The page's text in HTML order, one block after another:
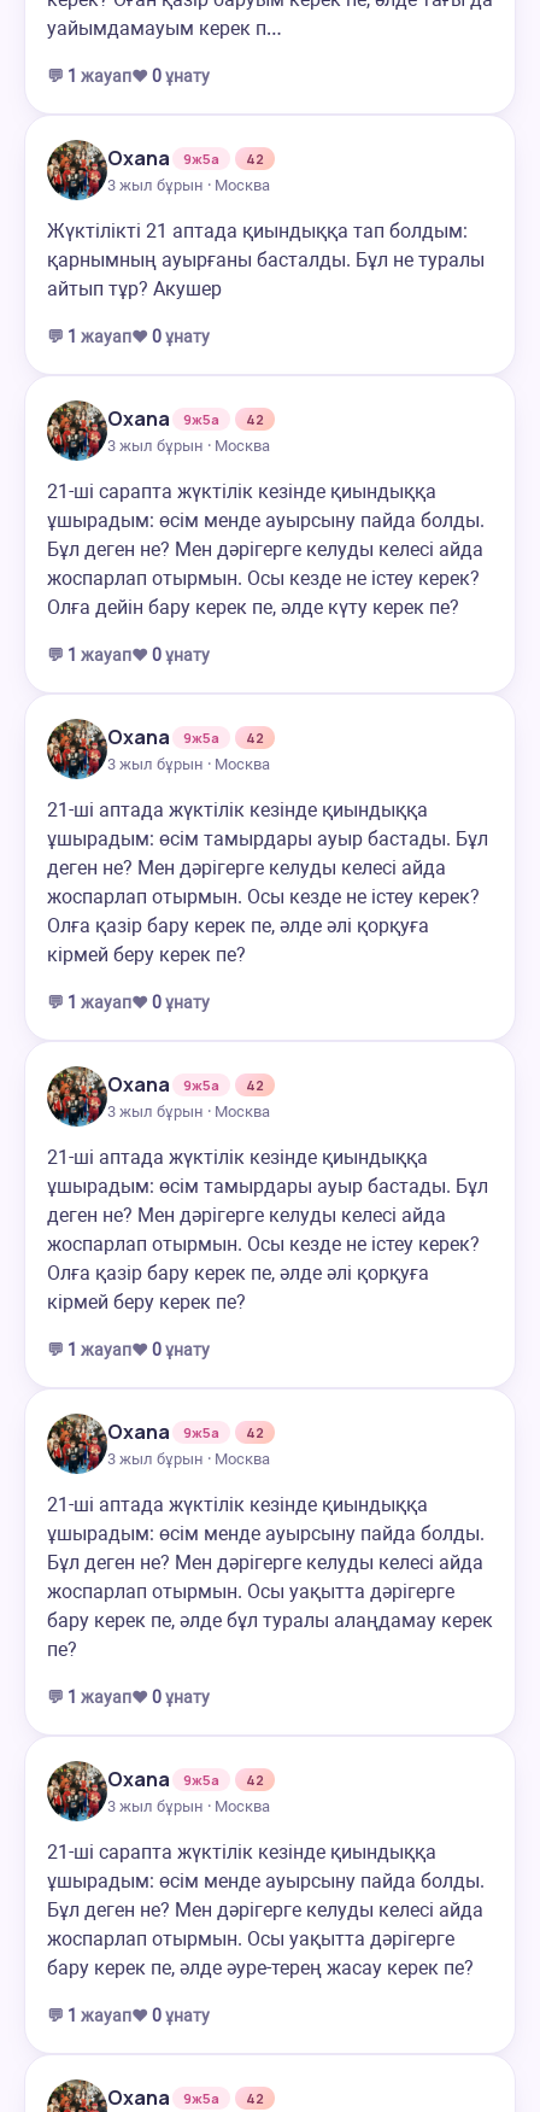
уайымдамауым керек п…
💬 1 жауап❤️ 0ұнату
Oxana 9ж5а
42
3 жыл бұрын · Москва
Жүктілікті 21 аптада қиындыққа тап болдым:
қарнымның ауырғаны басталды. Бұл не туралы
айтып тұр? Акушер
💬 1 жауап❤️ 0ұнату
Oxana 9ж5а
42
3 жыл бұрын · Москва
21-ші сарапта жүктілік кезінде қиындыққа
ұшырадым: өсім менде ауырсыну пайда болды.
Бұл деген не? Мен дәрігерге келуды келесі айда
жоспарлап отырмын. Осы кезде не істеу керек?
Олға дейін бару керек пе, әлде күту керек пе?
💬 1 жауап❤️ 0ұнату
Oxana 9ж5а
42
3 жыл бұрын · Москва
21-ші аптада жүктілік кезінде қиындыққа
ұшырадым: өсім тамырдары ауыр бастады. Бұл
деген не? Мен дәрігерге келуды келесі айда
жоспарлап отырмын. Осы кезде не істеу керек?
Олға қазір бару керек пе, әлде әлі қорқуға
кірмей беру керек пе?
💬 1 жауап❤️ 0ұнату
Oxana 9ж5а
42
3 жыл бұрын · Москва
21-ші аптада жүктілік кезінде қиындыққа
ұшырадым: өсім тамырдары ауыр бастады. Бұл
деген не? Мен дәрігерге келуды келесі айда
жоспарлап отырмын. Осы кезде не істеу керек?
Олға қазір бару керек пе, әлде әлі қорқуға
кірмей беру керек пе?
💬 1 жауап❤️ 0ұнату
Oxana 9ж5а
42
3 жыл бұрын · Москва
21-ші аптада жүктілік кезінде қиындыққа
ұшырадым: өсім менде ауырсыну пайда болды.
Бұл деген не? Мен дәрігерге келуды келесі айда
жоспарлап отырмын. Осы уақытта дәрігерге
бару керек пе, әлде бұл туралы алаңдамау керек
пе?
💬 1 жауап❤️ 0ұнату
Oxana 9ж5а
42
3 жыл бұрын · Москва
21-ші сарапта жүктілік кезінде қиындыққа
ұшырадым: өсім менде ауырсыну пайда болды.
Бұл деген не? Мен дәрігерге келуды келесі айда
жоспарлап отырмын. Осы уақытта дәрігерге
бару керек пе, әлде әуре-терең жасау керек пе?
💬 1 жауап❤️ 0ұнату
Oxana 9ж5а
42